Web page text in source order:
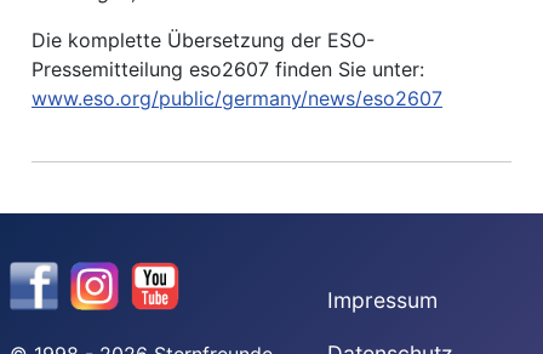
Die komplette Übersetzung der ESO-
Pressemitteilung eso2607 finden Sie unter:
www.eso.org/public/germany/news/eso2607
Impressum